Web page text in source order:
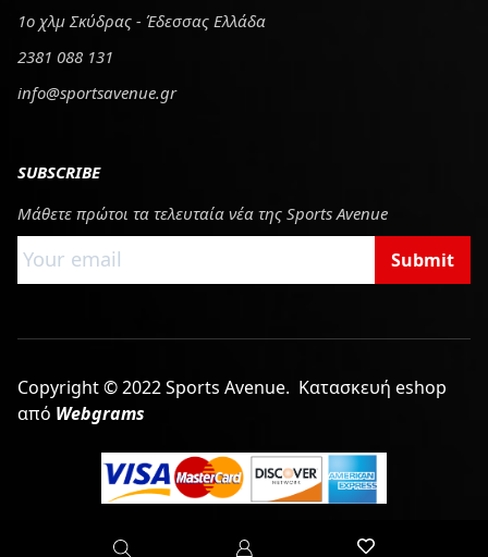
1ο χλμ Σκύδρας - Έδεσσας Ελλάδα
2381 088 131
info@sportsavenue.gr
SUBSCRIBE
Μάθετε πρώτοι τα τελευταία νέα της Sports Avenue
Submit
Copyright © 2022 Sports Avenue. Κατασκευή eshop
από Webgrams